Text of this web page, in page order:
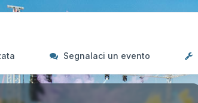
Segnalaci un evento